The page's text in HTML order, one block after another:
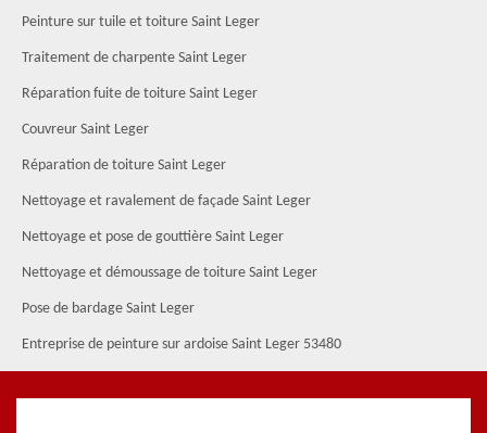
Peinture sur tuile et toiture Saint Leger
Traitement de charpente Saint Leger
Réparation fuite de toiture Saint Leger
Couvreur Saint Leger
Réparation de toiture Saint Leger
Nettoyage et ravalement de façade Saint Leger
Nettoyage et pose de gouttière Saint Leger
Nettoyage et démoussage de toiture Saint Leger
Pose de bardage Saint Leger
Entreprise de peinture sur ardoise Saint Leger 53480